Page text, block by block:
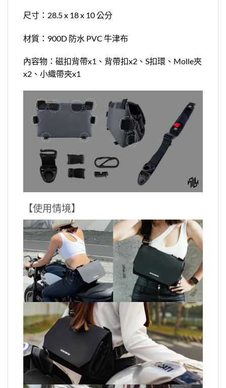
尺寸：28.5 x 18 x 10 公分
材質：900D 防水 PVC 牛津布
內容物：磁扣背帶x1、背帶扣x2、S扣環、Molle夾
x2、小織帶夾x1
【使用情境】